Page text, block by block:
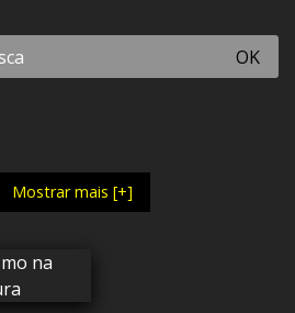
OK
Mostrar mais [+]